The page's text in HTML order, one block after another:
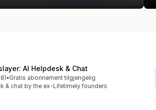
AI Helpdesk & Chat
omtaler
•Gratis abonnement tilgjengelig
& chat by the ex-Lifetimely founders